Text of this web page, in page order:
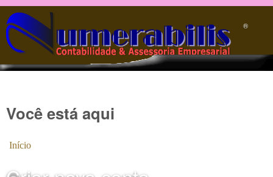
Pular para o conteúdo principal
®️
Você está aqui
Início